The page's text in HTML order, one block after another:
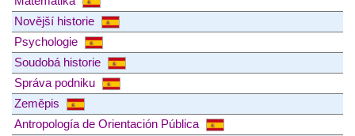
Novější historie
Psychologie
Soudobá historie
Správa podniku
Zeměpis
Antropología de Orientación Pública